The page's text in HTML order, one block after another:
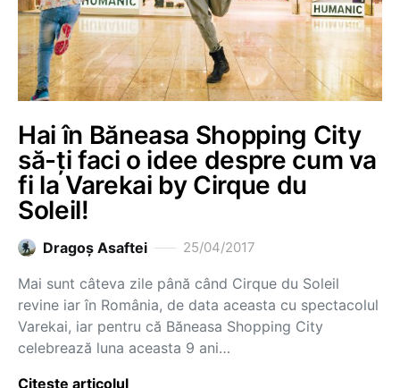
Hai în Băneasa Shopping City
să-ți faci o idee despre cum va
fi la Varekai by Cirque du
Soleil!
Dragoş Asaftei 25/04/2017
Mai sunt câteva zile până când Cirque du Soleil
revine iar în România, de data aceasta cu spectacolul
Varekai, iar pentru că Băneasa Shopping City
celebrează luna aceasta 9 ani…
Citește articolul